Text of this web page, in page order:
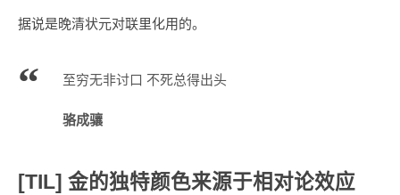
据说是晚清状元对联里化用的。
至穷无非讨口 不死总得出头
骆成骧
[TIL] 金的独特颜色来源于相对论效应